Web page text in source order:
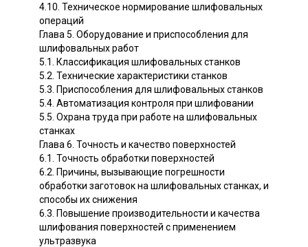
4.10. Техническое нормирование шлифовальных
операций
Глава 5. Оборудование и приспособления для
шлифовальных работ
5.1. Классификация шлифовальных станков
5.2. Технические характеристики станков
5.3. Приспособления для шлифовальных станков
5.4. Автоматизация контроля при шлифовании
5.5. Охрана труда при работе на шлифовальных
станках
Глава 6. Точность и качество поверхностей
6.1. Точность обработки поверхностей
6.2. Причины, вызывающие погрешности
обработки заготовок на шлифовальных станках, и
способы их снижения
6.3. Повышение производительности и качества
шлифования поверхностей с применением
ультразвука